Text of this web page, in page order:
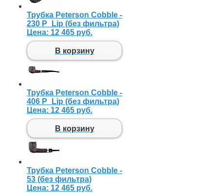
Трубка Peterson Cobble -
230 P_Lip (без фильтра)
Цена: 12 465 руб.
В корзину
Трубка Peterson Cobble -
406 P_Lip (без фильтра)
Цена: 12 465 руб.
В корзину
Трубка Peterson Cobble -
53 (без фильтра)
Цена: 12 465 руб.